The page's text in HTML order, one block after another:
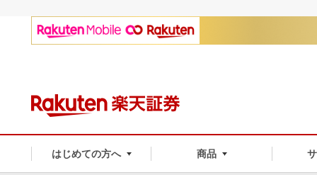
はじめての方へ 商品